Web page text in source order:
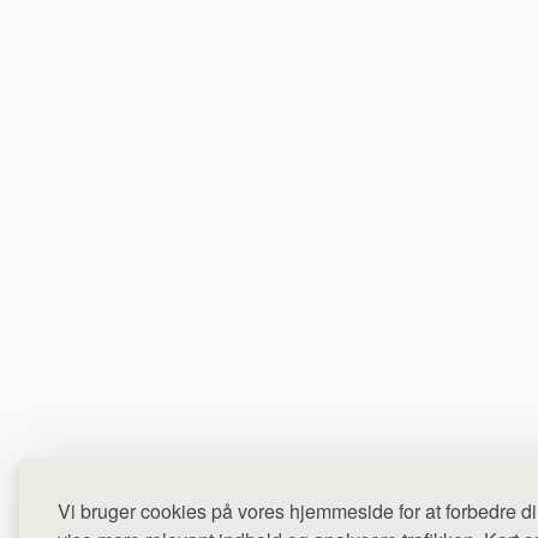
Vi bruger cookies på vores hjemmeside for at forbedre